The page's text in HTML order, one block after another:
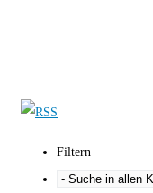
Filtern